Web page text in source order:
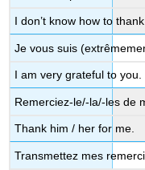
I don’t know how to
Je vous suis
I am very grateful to you.
Remerciez-le/-la/-les de
Thank him / her for me.
Transmettez mes